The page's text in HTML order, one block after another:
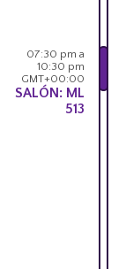
07:30 pm a
10:30 pm
GMT+00:00
SALÓN: ML
513